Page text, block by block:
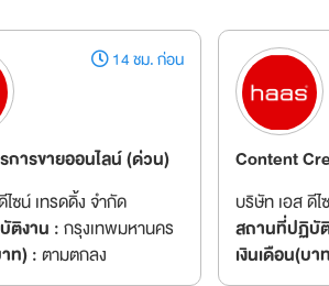
14 ชม. ก่อน
การขายออนไลน์ (ด่วน)
ซน์ เทรดดิ้ง จำกัด
ติงาน :กรุงเทพมหานคร
ท) :ตามตกลง
Content
บริษัท เอส ดี
สถานที่ปฏิบั
เงินเดือน(บา